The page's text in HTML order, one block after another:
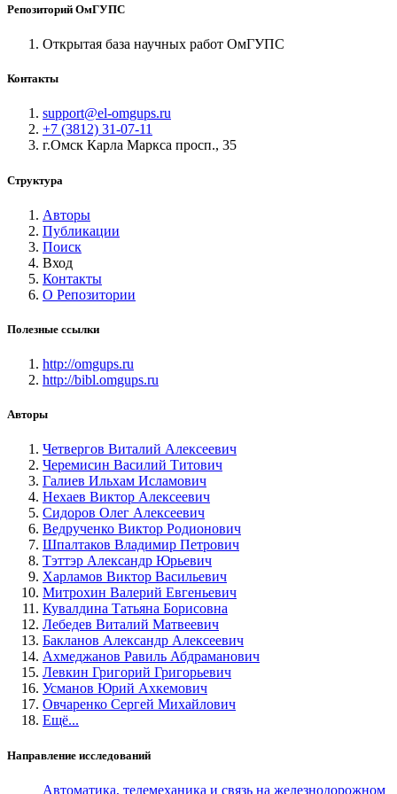
Репозиторий ОмГУПС
Открытая база научных работ ОмГУПС
Контакты
support@el-omgups.ru
+7 (3812) 31-07-11
г.Омск Карла Маркса просп., 35
Структура
Авторы
Публикации
Поиск
Вход
Контакты
О Репозитории
Полезные ссылки
http://omgups.ru
http://bibl.omgups.ru
Авторы
Четвергов Виталий Алексеевич
Черемисин Василий Титович
Галиев Ильхам Исламович
Нехаев Виктор Алексеевич
Сидоров Олег Алексеевич
Ведрученко Виктор Родионович
Шпалтаков Владимир Петрович
Тэттэр Александр Юрьевич
Харламов Виктор Васильевич
Митрохин Валерий Евгеньевич
Кувалдина Татьяна Борисовна
Лебедев Виталий Матвеевич
Бакланов Александр Алексеевич
Ахмеджанов Равиль Абдраманович
Левкин Григорий Григорьевич
Усманов Юрий Ахкемович
Овчаренко Сергей Михайлович
Ещё...
Направление исследований
Автоматика, телемеханика и связь на железнодорожном